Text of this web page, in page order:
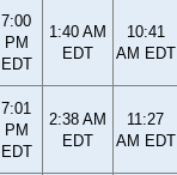
7:00
PM
EDT
1:40 AM
EDT
10:41
AM EDT
7:01
PM
EDT
2:38 AM
EDT
11:27
AM EDT